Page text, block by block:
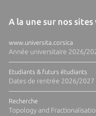
A la une sur nos sites
www.universita.corsica
Année universitaire 2026/
Etudiants & futurs étudiants
Dates de rentrée 2026/2027
Recherche
Topology and